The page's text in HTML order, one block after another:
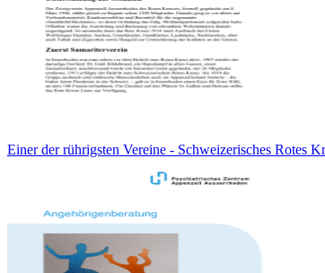
Einer der rührigsten Vereine - Schweizerisches Rotes